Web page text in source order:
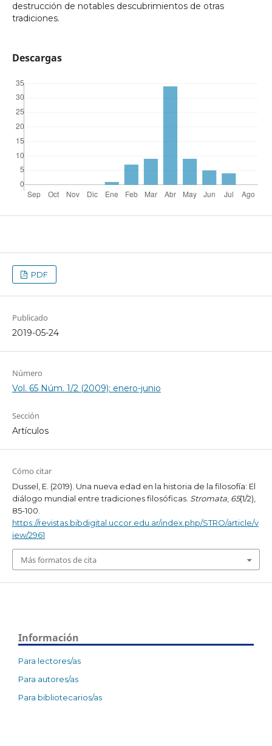
destrucción de notables descubrimientos de otras
tradiciones.
Descargas
PDF
Publicado
2019-05-24
Número
Vol. 65 Núm. 1/2 (2009): enero-junio
Sección
Artículos
Cómo citar
Dussel, E. (2019). Una nueva edad en la historia de la filosofía: El
diálogo mundial entre tradiciones filosóficas. Stromata, 65(1/2),
85-100.
https://revistas.bibdigital.uccor.edu.ar/index.php/STRO/article/v
iew/2961
Más formatos de cita
Información
Para lectores/as
Para autores/as
Para bibliotecarios/as